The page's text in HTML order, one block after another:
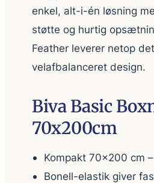
enkel, alt-i-én løsning
støtte og hurtig
Feather leverer netop
velafbalanceret design.
Biva Basic
70x200cm
Kompakt 70×200 cm
Bonell-elastik giver